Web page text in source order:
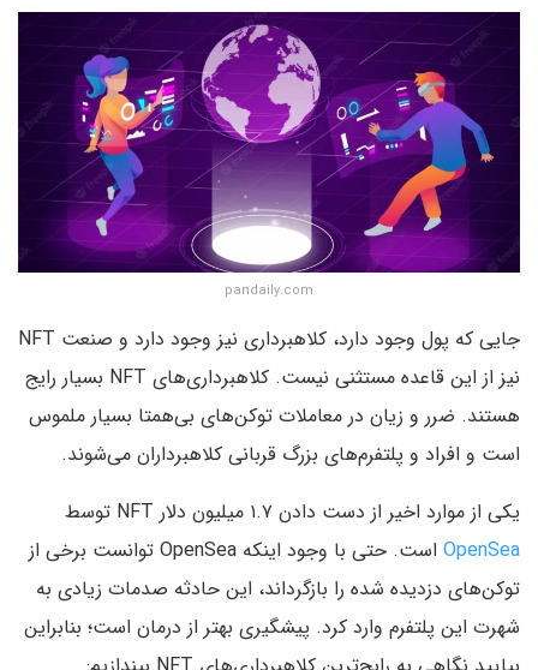
pandaily.com
جایی که پول وجود دارد، کلاهبرداری نیز وجود دارد و صنعت NFT
نیز از این قاعده مستثنی نیست. کلاهبرداری‌های NFT بسیار رایج
هستند. ضرر و زیان در معاملات توکن‌های بی‌همتا بسیار ملموس
است و افراد و پلتفرم‌های بزرگ قربانی کلاهبرداران می‌شوند.
یکی از موارد اخیر از دست دادن ۱.۷ میلیون دلار NFT توسط
OpenSea
است. حتی با وجود اینکه OpenSea توانست برخی از
توکن‌های دزدیده شده را بازگرداند، این حادثه صدمات زیادی به
شهرت این پلتفرم وارد کرد. پیشگیری بهتر از درمان است؛ بنابراین